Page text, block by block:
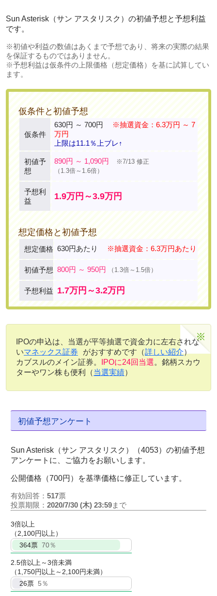
Sun Asterisk（サン アスタリスク）の初値予想と予想利益
です。
※初値や利益の数値はあくまで予想であり、将来の実際の結果
を保証するものではありません。
※予想利益は仮条件の上限価格（想定価格）を基に試算してい
ます。
仮条件と初値予想
仮条件
630円 ～ 700円
※抽選資金：6.3万円 ～ 7
万円
上限は11.1％上ブレ↑
初値予
想
890円 ～ 1,090円
※7/13 修正
（1.3倍～1.6倍）
予想利
益
1.9万円～3.9万円
想定価格と初値予想
想定価格 630円あたり ※抽選資金：6.3万円あたり
初値予想 800円 ～ 950円 （1.3倍～1.5倍）
予想利益 1.7万円～3.2万円
IPOの申込は、当選が平等抽選で資金力に左右されな
いマネックス証券 がおすすめです（詳しい紹介）
カブスルのメイン証券。
IPOに24回当選。銘柄スカウ
ターやワン株も便利（当選実績）
初値予想アンケート
Sun Asterisk（サン アスタリスク）（4053）の初値予想
アンケートに、ご協力をお願いします。
公開価格（700円）を基準価格に修正しています。
有効回答： 517票
投票期限： 2020/7/30 (木) 23:59まで
3倍以上
（2,100円以上）
364票 70％
2.5倍以上～3倍未満
（1,750円以上～2,100円未満）
26票 5％